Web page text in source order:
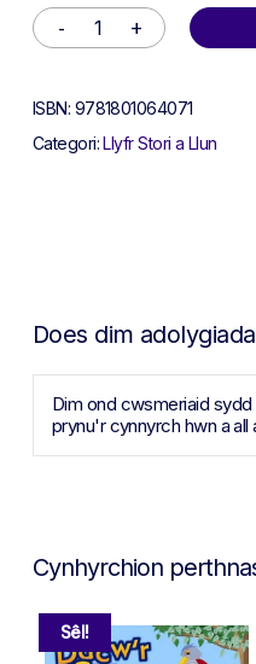
Alternative:
ISBN: 9781801064071
Categori:Llyfr Stori a Llun
Does dim
Dim ond cwsmeriaid
prynu'r cynnyrch hwn a all
Cynhyrchion
Sêl!